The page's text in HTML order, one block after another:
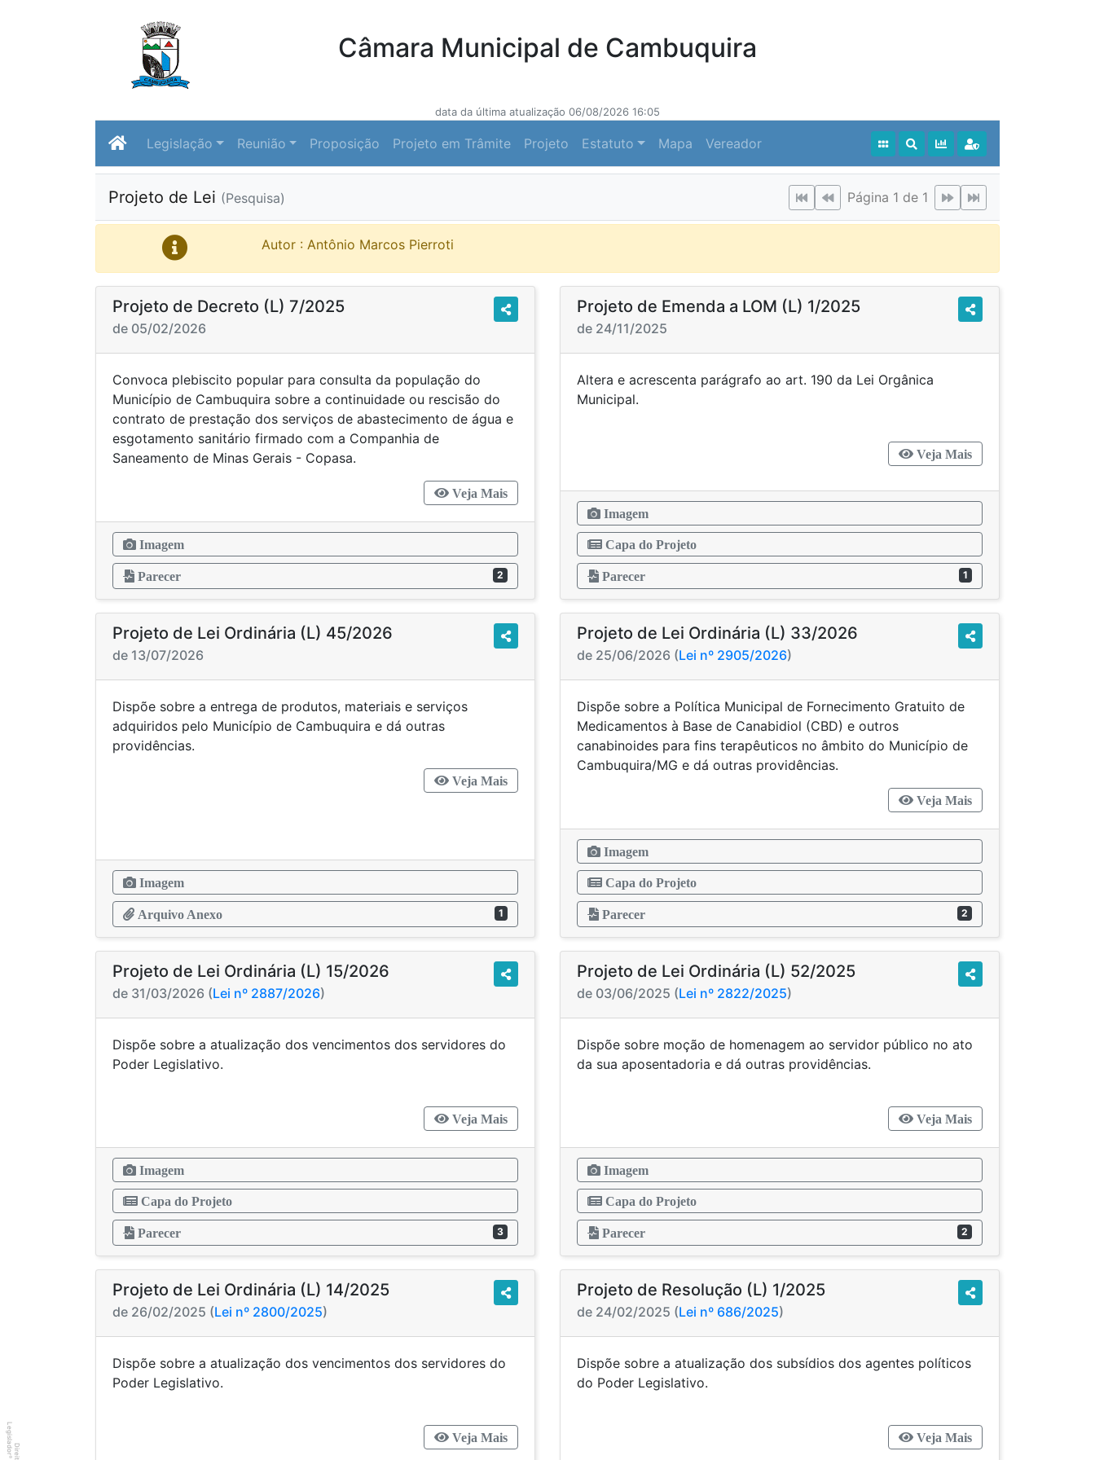
Câmara Municipal de Cambuquira
data da última atualização 06/08/2026 16:05
Legislação Reunião Proposição Projeto em Trâmite Projeto Estatuto Mapa Vereador
Projeto de Lei (Pesquisa) Página 1 de 1
Autor : Antônio Marcos Pierroti
Projeto de Decreto (L) 7/2025
de 05/02/2026
Convoca plebiscito popular para consulta da população do
Município de Cambuquira sobre a continuidade ou rescisão do
contrato de prestação dos serviços de abastecimento de água e
esgotamento sanitário firmado com a Companhia de
Saneamento de Minas Gerais - Copasa.
Veja Mais
Imagem
Parecer 2
Projeto de Emenda a LOM (L) 1/2025
de 24/11/2025
Altera e acrescenta parágrafo ao art. 190 da Lei Orgânica
Municipal.
Veja Mais
Imagem
Capa do Projeto
Parecer 1
Projeto de Lei Ordinária (L) 45/2026
de 13/07/2026
Dispõe sobre a entrega de produtos, materiais e serviços
adquiridos pelo Município de Cambuquira e dá outras
providências.
Veja Mais
Imagem
Arquivo Anexo 1
Projeto de Lei Ordinária (L) 33/2026
de 25/06/2026 (Lei nº 2905/2026)
Dispõe sobre a Política Municipal de Fornecimento Gratuito de
Medicamentos à Base de Canabidiol (CBD) e outros
canabinoides para fins terapêuticos no âmbito do Município de
Cambuquira/MG e dá outras providências.
Veja Mais
Imagem
Capa do Projeto
Parecer 2
Projeto de Lei Ordinária (L) 15/2026
de 31/03/2026 (Lei nº 2887/2026)
Dispõe sobre a atualização dos vencimentos dos servidores do
Poder Legislativo.
Veja Mais
Imagem
Capa do Projeto
Parecer 3
Projeto de Lei Ordinária (L) 52/2025
de 03/06/2025 (Lei nº 2822/2025)
Dispõe sobre moção de homenagem ao servidor público no ato
da sua aposentadoria e dá outras providências.
Veja Mais
Imagem
Capa do Projeto
Parecer 2
Projeto de Lei Ordinária (L) 14/2025
de 26/02/2025 (Lei nº 2800/2025)
Dispõe sobre a atualização dos vencimentos dos servidores do
Poder Legislativo.
Veja Mais
Projeto de Resolução (L) 1/2025
de 24/02/2025 (Lei nº 686/2025)
Dispõe sobre a atualização dos subsídios dos agentes políticos
do Poder Legislativo.
Veja Mais
Legislador
®